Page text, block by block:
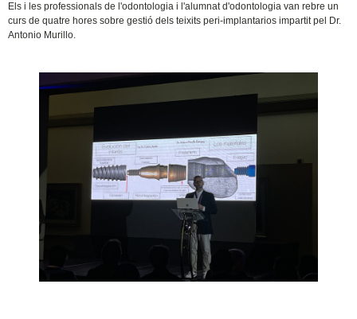
Els i les professionals de l'odontologia i l'alumnat d'odontologia van rebre un
curs de quatre hores sobre gestió dels teixits peri-implantarios impartit pel Dr.
Antonio Murillo.